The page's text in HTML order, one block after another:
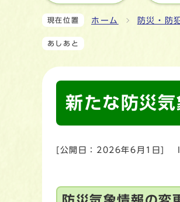
現在位置 ホーム 防災・防
あしあと
新たな防災
[公開日： 2026年6月1日